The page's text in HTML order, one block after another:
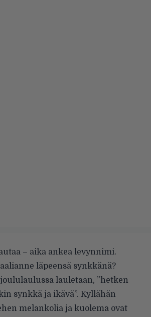
– aika ankea levynnimi.
läpeensä synkkänä?
lauletaan, ”hetken
synkkä ja ikävä”. Kyllähän
melankolia ja kuolema ovat